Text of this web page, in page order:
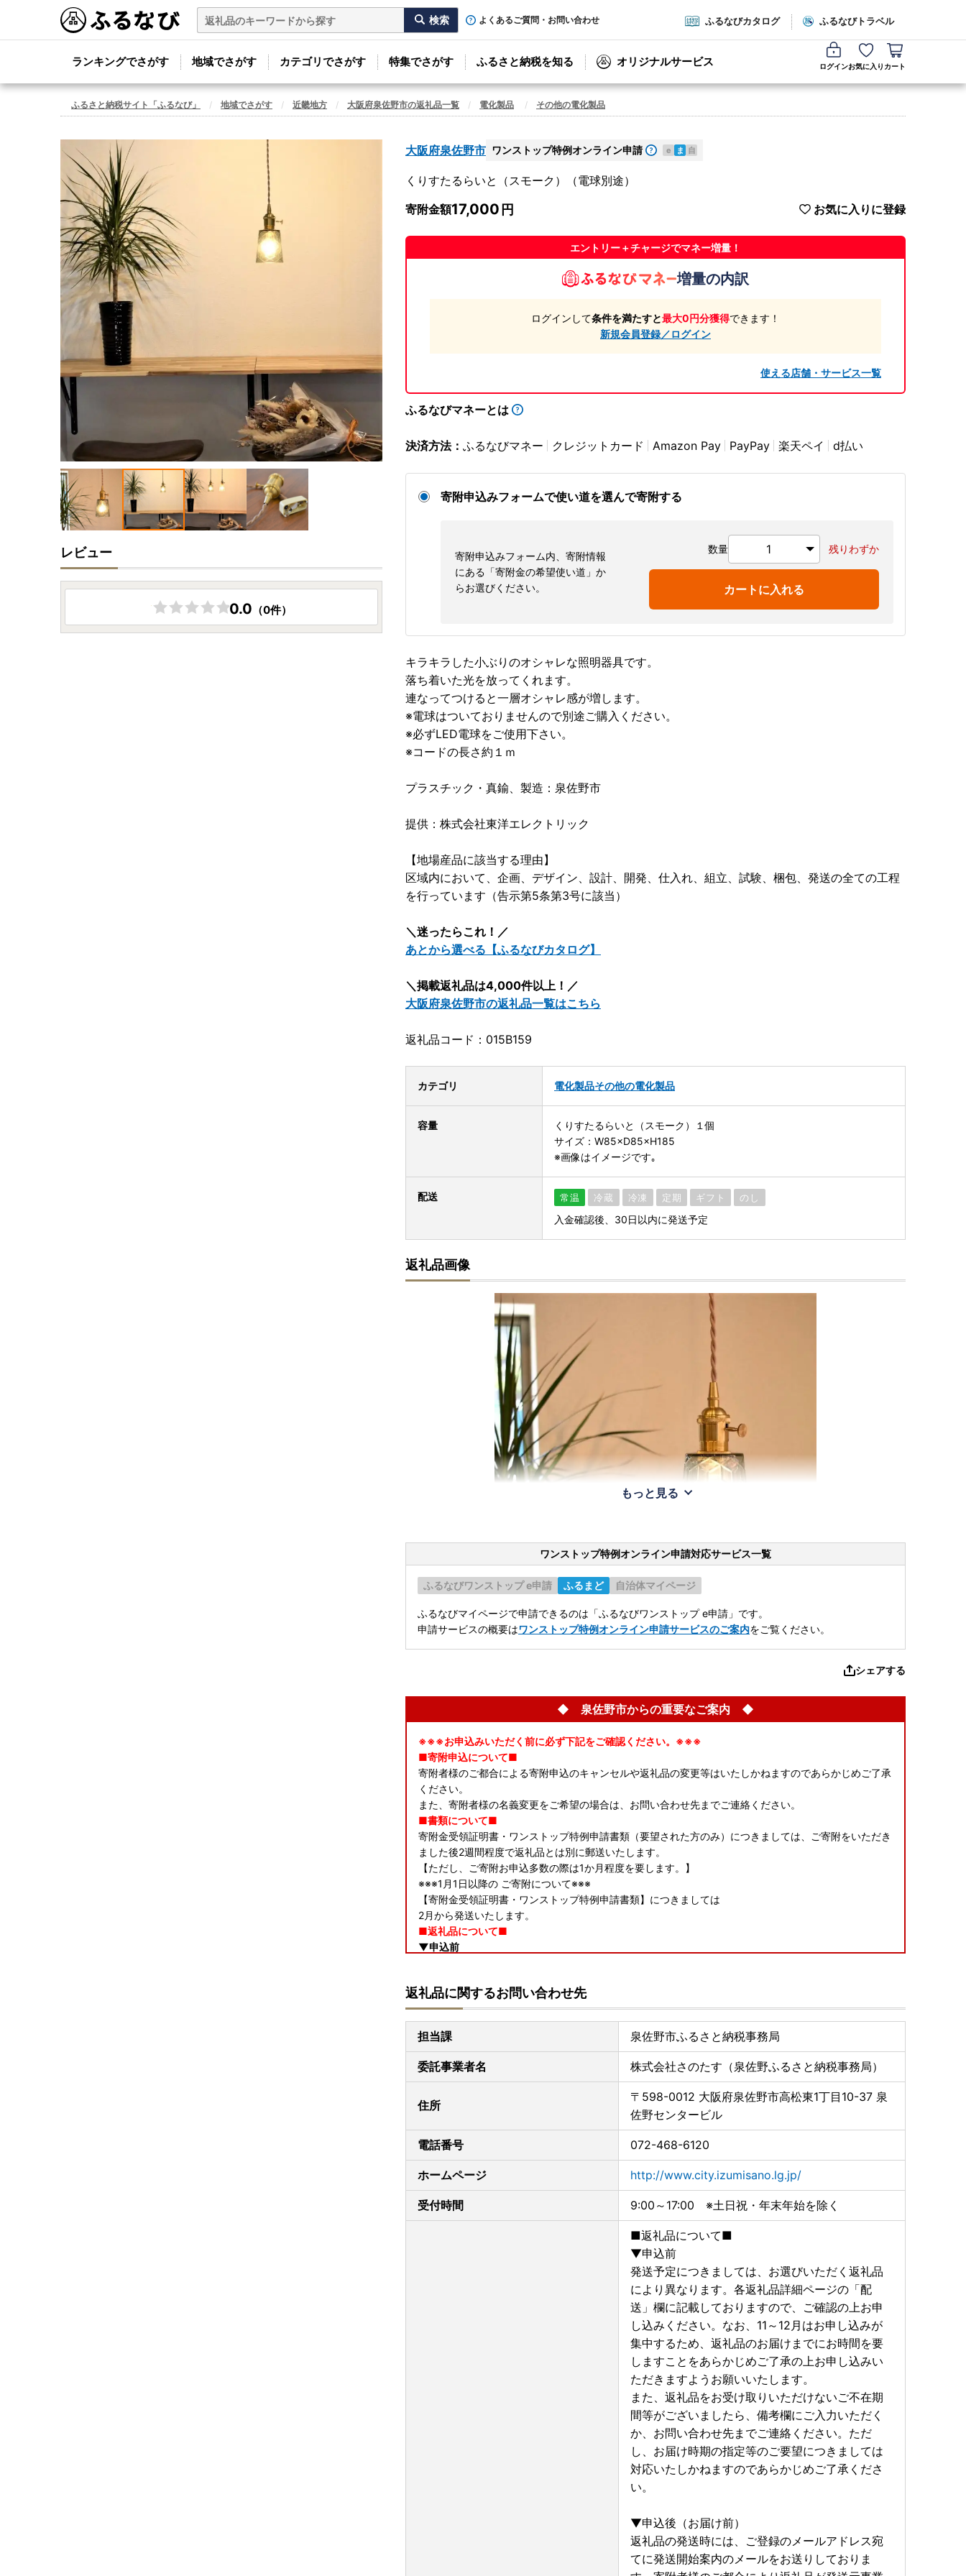
よくあるご質問・お問い合わせ ふるなびカタログ ふるなびトラベル
ランキングでさがす 地域でさがす カテゴリでさがす 特集でさがす ふるさと納税を知る オリジナルサービス ログインお気に入り カート
ふるさと納税サイト「ふるなび」 地域でさがす 近畿地方 大阪府泉佐野市の返礼品一覧 電化製品 その他の電化製品
大阪府泉佐野市 ワンストップ特例オンライン申請 e ま 自
くりすたるらいと（スモーク）（電球別途）
寄附金額17,000 お気に入りに登録
エントリー＋チャージでマネー増量！
増量の内訳
ログインして条件を満たすと最大0円分獲得できます！
新規会員登録／ログイン
使える店舗・サービス一覧
ふるなびマネーとは
決済方法： ふるなびマネー クレジットカード Amazon Pay PayPay 楽天ペイ d払い
寄附申込みフォームで使い道を選んで寄附する
寄附申込みフォーム内、寄附情報
にある「寄附金の希望使い道」か
らお選びください。
数量 残りわずか
カートに入れる
キラキラした小ぶりのオシャレな照明器具です。
落ち着いた光を放ってくれます。
連なってつけると一層オシャレ感が増します。
※電球はついておりませんので別途ご購入ください。
※必ずLED電球をご使用下さい。
※コードの長さ約１ｍ
プラスチック・真鍮、製造：泉佐野市
提供：株式会社東洋エレクトリック
【地場産品に該当する理由】
区域内において、企画、デザイン、設計、開発、仕入れ、組立、試験、梱包、発送の全ての工程
を行っています（告示第5条第3号に該当）
＼迷ったらこれ！／
あとから選べる【ふるなびカタログ】
＼掲載返礼品は4,000件以上！／
大阪府泉佐野市の返礼品一覧はこちら
返礼品コード：015B159
カテゴリ 電化製品その他の電化製品
容量
くりすたるらいと（スモーク）１個
サイズ：W85×D85×H185
※画像はイメージです｡
配送 常温 冷蔵 冷凍 定期 ギフト のし
入金確認後、30日以内に発送予定
返礼品画像
もっと見る
ワンストップ特例オンライン申請対応サービス一覧
ふるなびワンストップ e申請 ふるまど 自治体マイページ
ふるなびマイページで申請できるのは「ふるなびワンストップ e申請」です。
申請サービスの概要はワンストップ特例オンライン申請サービスのご案内をご覧ください。
シェアする
◆ 泉佐野市からの重要なご案内 ◆
※※※お申込みいただく前に必ず下記をご確認ください。※※※
■寄附申込について■
寄附者様のご都合による寄附申込のキャンセルや返礼品の変更等はいたしかねますのであらかじめご了承
ください。
また、寄附者様の名義変更をご希望の場合は、お問い合わせ先までご連絡ください。
■書類について■
寄附金受領証明書・ワンストップ特例申請書類（要望された方のみ）につきましては、ご寄附をいただき
ました後2週間程度で返礼品とは別に郵送いたします。
【ただし、ご寄附お申込多数の際は1か月程度を要します。】
※※※1月1日以降の ご寄附について※※※
【寄附金受領証明書・ワンストップ特例申請書類】につきましては
2月から発送いたします。
■返礼品について■
▼申込前
返礼品のお届けまでにお時間を要しますことをあらかじめご了承の上お申し込みいただきますようお願い
いたします。
また、返礼品をお受け取りいただけないご不在期間等がございましたら、備考欄にご入力いただくか、お
問い合わせ先までご連絡ください。ただし、お届け時期の指定等のご要望につきましては対応いたしかね
▼申込後（お届け前）
返礼品の発送時には、ご登録のメールアドレス宛てに発送開始案内のメールをお送りしております。
寄附者様のご都合により返礼品が発送元事業者へ返品された場合は再送いたしかねますので、お早めにお
また、返礼品のお届け先変更をご希望の方は、下記のお問い合わせ先までご連絡いただきますようお願い
いたします。
なお、返礼品の発送準備中のためご連絡いただくタイミングにより対応いたしかねる場合がございますの
で、あらかじめご了承ください。
▼お届け後
返礼品のお受け取り後はすぐに中身や状態をご確認いただき、万が一不具合等がございましたら、大変お
手数ではございますがお問い合わせ先まで画像を添付の上ご連絡いただきますようお願い申し上げます。
なお、お受け取りからお日にちが経過した後のご連絡につきましては対応いたしかねる場合がございます
泉佐野市では、寄附者様のワンストップ特例申請のお手続きの負担を軽減するために、公的個人認証アプ
リ「IAM」を利用したスマートフォンで申請が完結する方法がご利用いただけます。申請書の作成や返送
が不要のため手間のかかるお手続きを大幅に減らすことができますので、マイナンバーカードをお持ちの
方は是非ともご活用いただけますと幸いです。詳細につきましては、ご寄附いただいた後にお送りするワ
なお、従来通りの「書類郵送による申請」も引き続きご利用いただけます。
ワンストップ特例申請の受付完了後には、ご登録のメールアドレス宛てに受付完了通知のメールをお送り
しております。なお、メールアドレスのご登録がない方へは、書面にてお送りいたします。
新規アカウント登録の上ログインし寄附情報を追加していただきますと、公的個人認証サービス【IAM
（アイアム）】を利用したオンラインでのワンストップ特例申請及び変更申請や、受付状況の確認等が可
能です。詳細につきましては、、以下のURLよりご確認ください。
※泉佐野市ではワンストップ特例申請関連業務を外部委託しております。
返礼品に関するお問い合わせ先
担当課 泉佐野市ふるさと納税事務局
委託事業者名 株式会社さのたす（泉佐野ふるさと納税事務局）
住所
〒598-0012 大阪府泉佐野市高松東1丁目10-37 泉
佐野センタービル
電話番号 072-468-6120
ホームページ http://www.city.izumisano.lg.jp/
受付時間 9:00～17:00 ※土日祝・年末年始を除く
■返礼品について■
▼申込前
発送予定につきましては、お選びいただく返礼品
により異なります。各返礼品詳細ページの「配
送」欄に記載しておりますので、ご確認の上お申
し込みください。なお、11～12月はお申し込みが
集中するため、返礼品のお届けまでにお時間を要
しますことをあらかじめご了承の上お申し込みい
ただきますようお願いいたします。
また、返礼品をお受け取りいただけないご不在期
間等がございましたら、備考欄にご入力いただく
か、お問い合わせ先までご連絡ください。ただ
し、お届け時期の指定等のご要望につきましては
対応いたしかねますのであらかじめご了承くださ
い。
▼申込後（お届け前）
返礼品の発送時には、ご登録のメールアドレス宛
てに発送開始案内のメールをお送りしておりま
レビュー
0.0 （0件）